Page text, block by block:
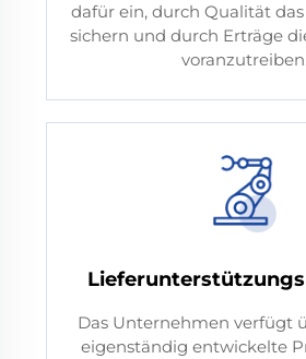
dafür ein, durch Qualität
sichern und durch Erträge
Das Unternehmen verfügt
eigenständig entwickelte